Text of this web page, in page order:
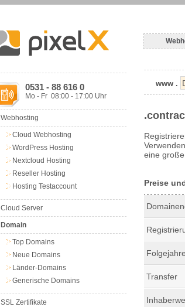
0531 - 88 616 0
Mo - Fr 08:00 - 17:00 Uhr
Webhosting
Cloud Webhosting
WordPress Hosting
Nextcloud Hosting
Reseller Hosting
Hosting Testaccount
Cloud Server
Domain
Top Domains
Neue Domains
Länder-Domains
Generische Domains
SSL Zertifikate
www .
eine
Preise
Folgejahre
Transfer